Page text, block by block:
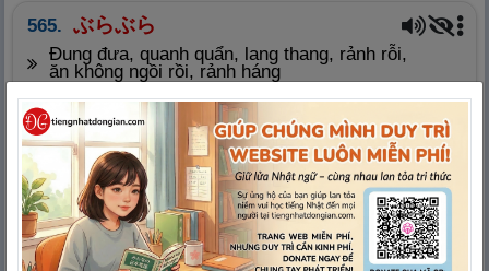
565. ぶらぶら
đung đưa, quanh quẩn, lang thang, rảnh rỗi,
ăn không ngồi rồi, rảnh háng
1 折れた木の がぶらぶら（と）揺れている。
Cành cây bị gãy đang đung đưa.
2 暇
ひま
だったので、近 所
Nghĩa: Nơi, chốn
きんじょ
をぶらぶらした。
Rảnh rỗi nên đi lòng vòng quanh xóm.